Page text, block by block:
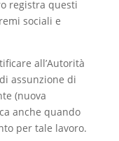
registra questi
sociali e
all’Autorità
assunzione di
(nuova
anche quando
per tale lavoro.